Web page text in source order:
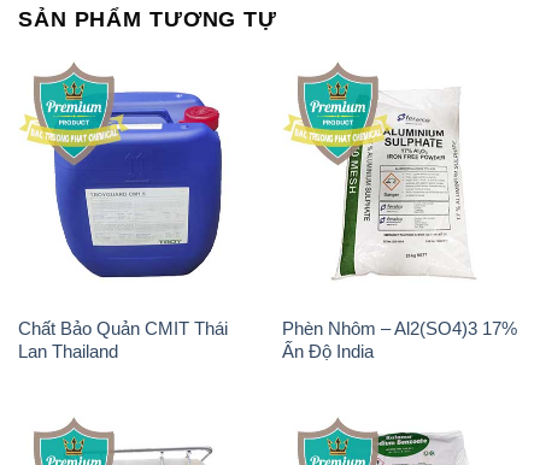
Chất Bảo Quản CMIT Thái
Lan Thailand
Phèn Nhôm – Al2(SO4)3 17%
Ấn Độ India